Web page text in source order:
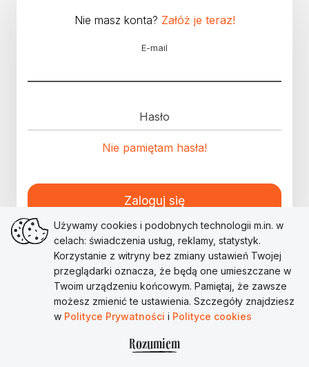
Nie masz konta? Załóż je teraz!
E-mail
Hasło
Nie pamiętam hasła!
Zaloguj się
Używamy cookies i podobnych technologii m.in. w
celach: świadczenia usług, reklamy, statystyk.
Korzystanie z witryny bez zmiany ustawień Twojej
przeglądarki oznacza, że będą one umieszczane w
Twoim urządzeniu końcowym. Pamiętaj, że zawsze
możesz zmienić te ustawienia. Szczegóły znajdziesz
w Polityce Prywatności i Polityce cookies
Rozumiem